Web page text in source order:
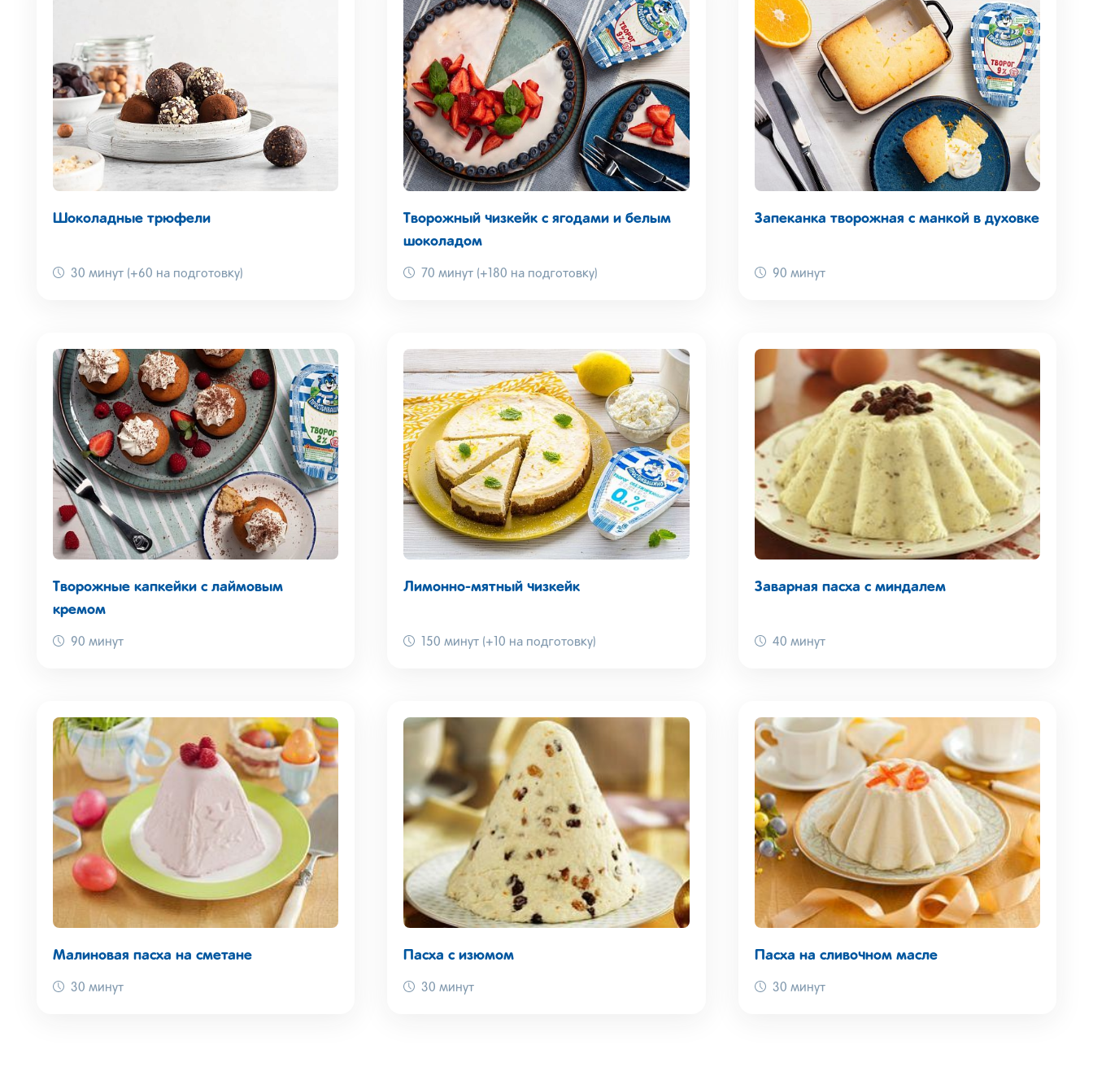
Шоколадные трюфели
30 минут (+60 на подготовку)
Творожный чизкейк с ягодами и белым
шоколадом
70 минут (+180 на подготовку)
Запеканка творожная с манкой в духовке
90 минут
Творожные капкейки с лаймовым
кремом
90 минут
Лимонно-мятный чизкейк
150 минут (+10 на подготовку)
Заварная пасха с миндалем
40 минут
Малиновая пасха на сметане
30 минут
Пасха с изюмом
30 минут
Пасха на сливочном масле
30 минут